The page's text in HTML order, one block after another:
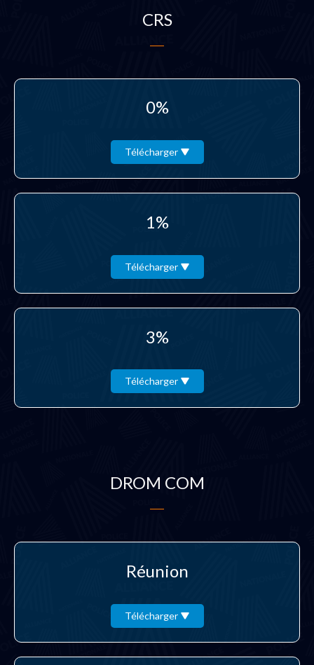
CRS
0%
Télécharger
1%
Télécharger
3%
Télécharger
DROM COM
Réunion
Télécharger